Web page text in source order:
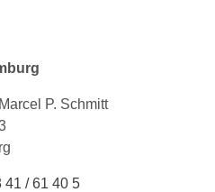
P. Schmitt
41 / 61 40 5